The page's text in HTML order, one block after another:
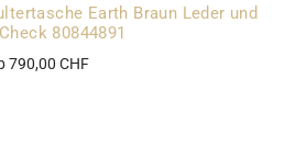
Earth Braun Leder und
80844891
790,00 CHF